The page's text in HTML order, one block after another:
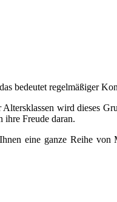
bedeutet regelmäßiger
wird dieses
ihre Freude daran.
eine ganze Reihe von